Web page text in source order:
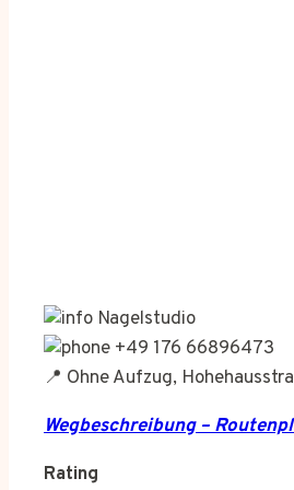
Nagelstudio
+49 176 66896473
📍 Ohne Aufzug,
Wegbeschreibung –
Rating